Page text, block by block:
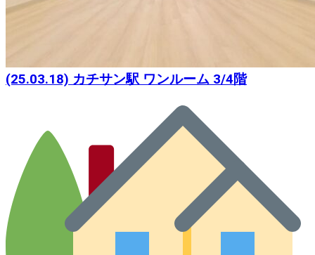
(25.03.18) カチサン駅 ワンルーム 3/4階